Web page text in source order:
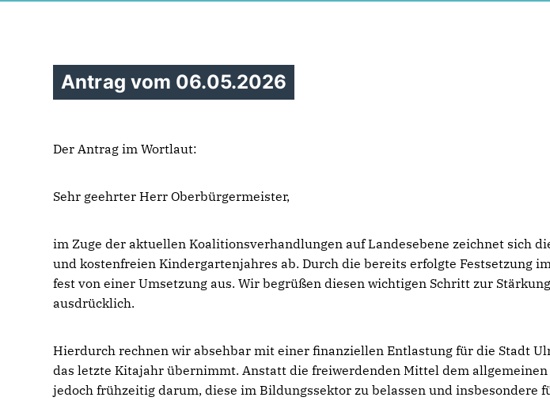
Antrag vom 06.05.2026
Der Antrag im Wortlaut:
Sehr geehrter Herr Oberbürgermeister,
im Zuge der aktuellen Koalitionsverhandlungen auf Landesebene zeichnet sich
und kostenfreien Kindergartenjahres ab. Durch die bereits erfolgte Festsetzung
fest von einer Umsetzung aus. Wir begrüßen diesen wichtigen Schritt zur
ausdrücklich.
Hierdurch rechnen wir absehbar mit einer finanziellen Entlastung für die Stadt
das letzte Kitajahr übernimmt. Anstatt die freiwerdenden Mittel dem
jedoch frühzeitig darum, diese im Bildungssektor zu belassen und insbesondere